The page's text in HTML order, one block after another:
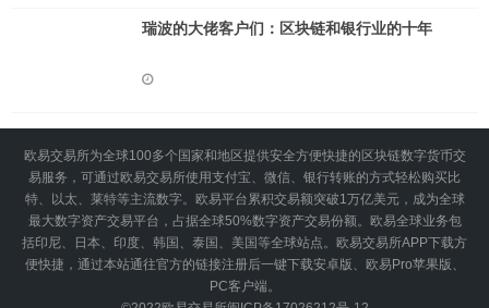
瑞波的大佬客户们：区块链和银行业的十年
欧易交易所为全球100多个国家和地区提供安全方便快捷的区块链数字货币交
易服务，可通过欧易交易所使用支付宝、微信、银行转账的方式轻松购买比
特、以太、莱特等主流数字。欧易平台累积交易额突破1万亿美元，成为全球
最大数字资产交易平台，占据全球50%数字资产交易份额。欧易全球业务包
括印尼、日本、印度、韩国、泰国、美国等全球站点。欧易交易所APP下载方
便快捷，通过本站通往官方的链接注册后一键下载安卓版、欧易Pro苹果版、
PC客户端。